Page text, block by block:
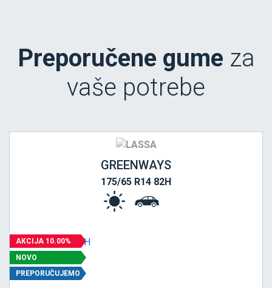
Preporučene gume za
vaše potrebe
GREENWAYS
175/65 R14 82H
AKCIJA 10.00%
NOVO
PREPORUČUJEMO